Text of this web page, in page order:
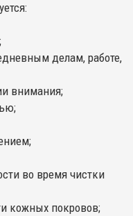
;
делам, работе,
внимания;
во время чистки
кожных покровов;